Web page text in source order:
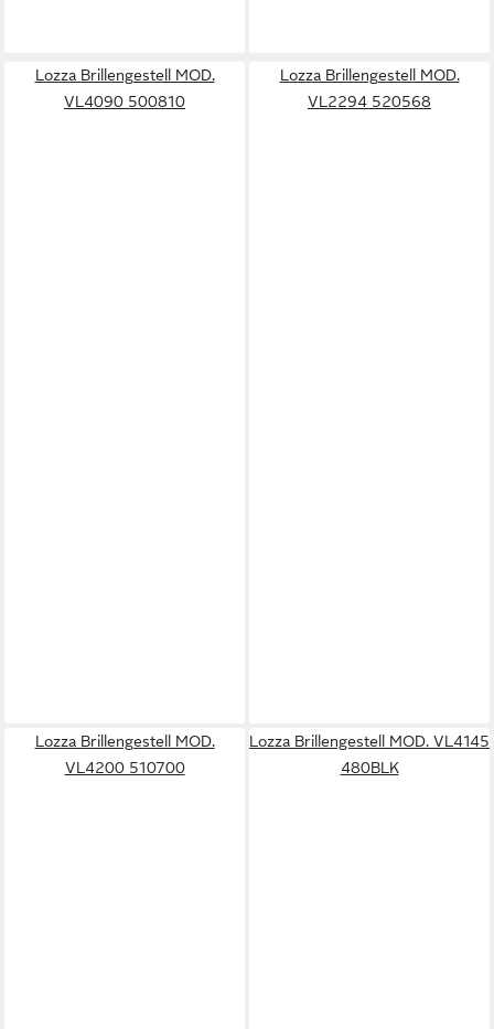
Lozza Brillengestell MOD.
VL4090 500810
Lozza Brillengestell MOD.
VL2294 520568
Lozza Brillengestell MOD.
VL4200 510700
Lozza Brillengestell MOD. VL4145
480BLK